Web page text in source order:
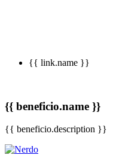
{{ link.name }}
{{ beneficio.name }}
{{ beneficio.description }}